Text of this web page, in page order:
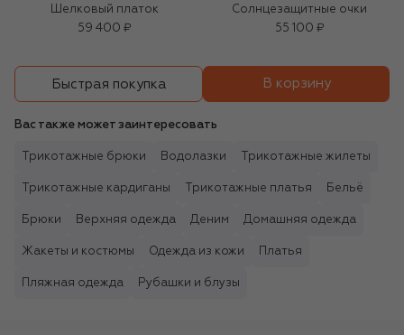
Шелковый платок
59 400 ₽
Солнцезащитные очки
55 100 ₽
Быстрая покупка В корзину
Вас также может заинтересовать
Трикотажные брюки Водолазки Трикотажные жилеты
Трикотажные кардиганы Трикотажные платья Бельё
Брюки Верхняя одежда Деним Домашняя одежда
Жакеты и костюмы Одежда из кожи Платья
Пляжная одежда Рубашки и блузы